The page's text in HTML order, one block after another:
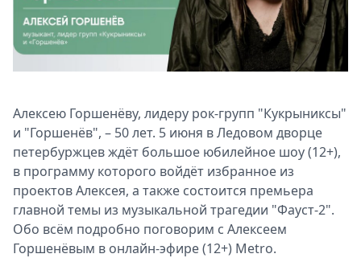
Metro
Стримы
Спецпроекты
Звезды
2026
Скачай
Metro
Алексею Горшенёву, лидеру рок-групп "Кукрыниксы"
и "Горшенёв", – 50 лет. 5 июня в Ледовом дворце
петербуржцев ждёт большое юбилейное шоу (12+),
в программу которого войдёт избранное из
проектов Алексея, а также состоится премьера
главной темы из музыкальной трагедии "Фауст-2".
Обо всём подробно поговорим с Алексеем
Горшенёвым в онлайн-эфире (12+) Metro.